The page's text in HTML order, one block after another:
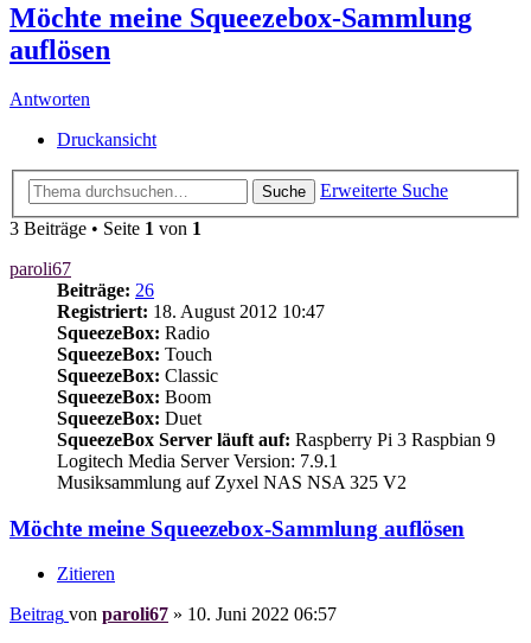
Möchte meine Squeezebox-Sammlung
auflösen
Antworten
Druckansicht
Suche
Erweiterte Suche
3 Beiträge • Seite 1 von 1
paroli67
Beiträge: 26
Registriert: 18. August 2012 10:47
SqueezeBox: Radio
SqueezeBox: Touch
SqueezeBox: Classic
SqueezeBox: Boom
SqueezeBox: Duet
SqueezeBox Server läuft auf: Raspberry Pi 3 Raspbian 9
Logitech Media Server Version: 7.9.1
Musiksammlung auf Zyxel NAS NSA 325 V2
Möchte meine Squeezebox-Sammlung auflösen
Zitieren
Beitrag von paroli67 » 10. Juni 2022 06:57